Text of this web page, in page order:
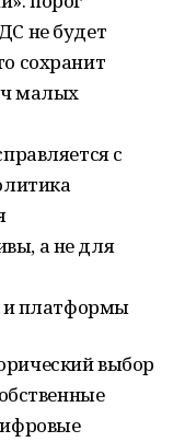
не будет
сохранит
малых
с
а не для
и платформы
выбор